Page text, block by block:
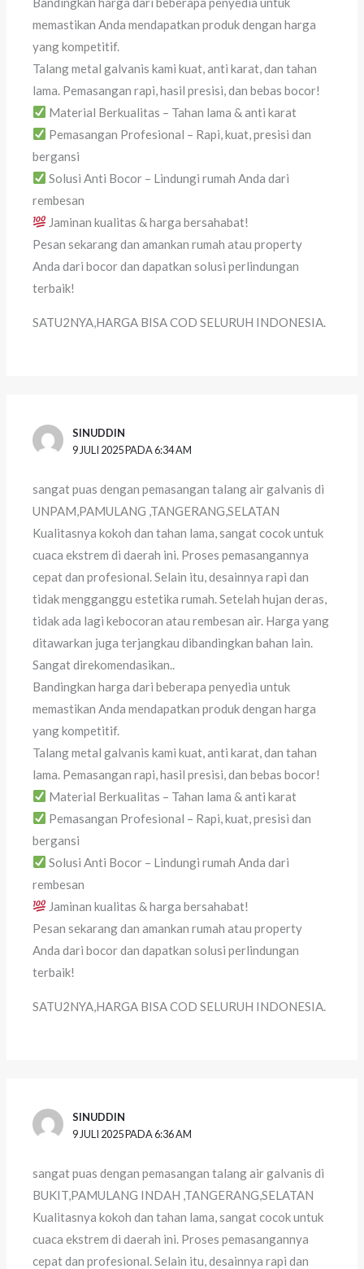
memastikan Anda mendapatkan produk dengan harga
yang kompetitif.
Talang metal galvanis kami kuat, anti karat, dan tahan
lama. Pemasangan rapi, hasil presisi, dan bebas bocor!
Material Berkualitas – Tahan lama & anti karat
Pemasangan Profesional – Rapi, kuat, presisi dan
bergansi
Solusi Anti Bocor – Lindungi rumah Anda dari
rembesan
Jaminan kualitas & harga bersahabat!
Pesan sekarang dan amankan rumah atau property
Anda dari bocor dan dapatkan solusi perlindungan
terbaik!
SATU2NYA,HARGA BISA COD SELURUH INDONESIA.
SINUDDIN
9 JULI 2025 PADA 6:34 AM
sangat puas dengan pemasangan talang air galvanis di
UNPAM,PAMULANG ,TANGERANG,SELATAN
Kualitasnya kokoh dan tahan lama, sangat cocok untuk
cuaca ekstrem di daerah ini. Proses pemasangannya
cepat dan profesional. Selain itu, desainnya rapi dan
tidak mengganggu estetika rumah. Setelah hujan deras,
tidak ada lagi kebocoran atau rembesan air. Harga yang
ditawarkan juga terjangkau dibandingkan bahan lain.
Sangat direkomendasikan..
Bandingkan harga dari beberapa penyedia untuk
memastikan Anda mendapatkan produk dengan harga
yang kompetitif.
Talang metal galvanis kami kuat, anti karat, dan tahan
lama. Pemasangan rapi, hasil presisi, dan bebas bocor!
Material Berkualitas – Tahan lama & anti karat
Pemasangan Profesional – Rapi, kuat, presisi dan
bergansi
Solusi Anti Bocor – Lindungi rumah Anda dari
rembesan
Jaminan kualitas & harga bersahabat!
Pesan sekarang dan amankan rumah atau property
Anda dari bocor dan dapatkan solusi perlindungan
terbaik!
SATU2NYA,HARGA BISA COD SELURUH INDONESIA.
SINUDDIN
9 JULI 2025 PADA 6:36 AM
sangat puas dengan pemasangan talang air galvanis di
BUKIT,PAMULANG INDAH ,TANGERANG,SELATAN
Kualitasnya kokoh dan tahan lama, sangat cocok untuk
cuaca ekstrem di daerah ini. Proses pemasangannya
cepat dan profesional. Selain itu, desainnya rapi dan